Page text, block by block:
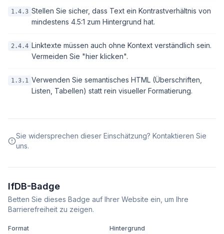
1.4.3 Stellen Sie sicher, dass Text ein Kontrastverhältnis von
mindestens 4.5:1 zum Hintergrund hat.
2.4.4 Linktexte müssen auch ohne Kontext verständlich sein.
Vermeiden Sie "hier klicken".
1.3.1 Verwenden Sie semantisches HTML (Überschriften,
Listen, Tabellen) statt rein visueller Formatierung.
Sie widersprechen dieser Einschätzung? Kontaktieren Sie
uns.
IfDB-Badge
Betten Sie dieses Badge auf Ihrer Website ein, um Ihre
Barrierefreiheit zu zeigen.
Format Hintergrund